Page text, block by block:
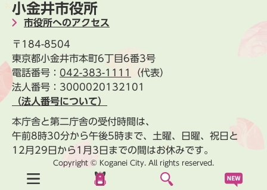
小金井市役所
市役所へのアクセス
〒184-8504
東京都小金井市本町6丁目6番3号
電話番号： 042-383-1111
（代表）
法人番号：3000020132101
（法人番号について）
本庁舎と第二庁舎の受付時間は、
午前8時30分から午後5時まで、土曜、日曜、祝日と
12月29日から1月3日までの間はお休みです。
Copyright © Koganei City. All rights reserved.